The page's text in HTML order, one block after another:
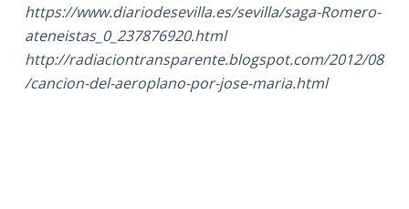
https://www.diariodesevilla.es/sevilla/saga-Romero-
ateneistas_0_237876920.html
http://radiaciontransparente.blogspot.com/2012/08
/cancion-del-aeroplano-por-jose-maria.html